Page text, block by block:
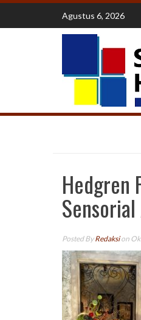
Skip
content
Agustus 6, 2026
Hedgren
Posted ByRedaksion